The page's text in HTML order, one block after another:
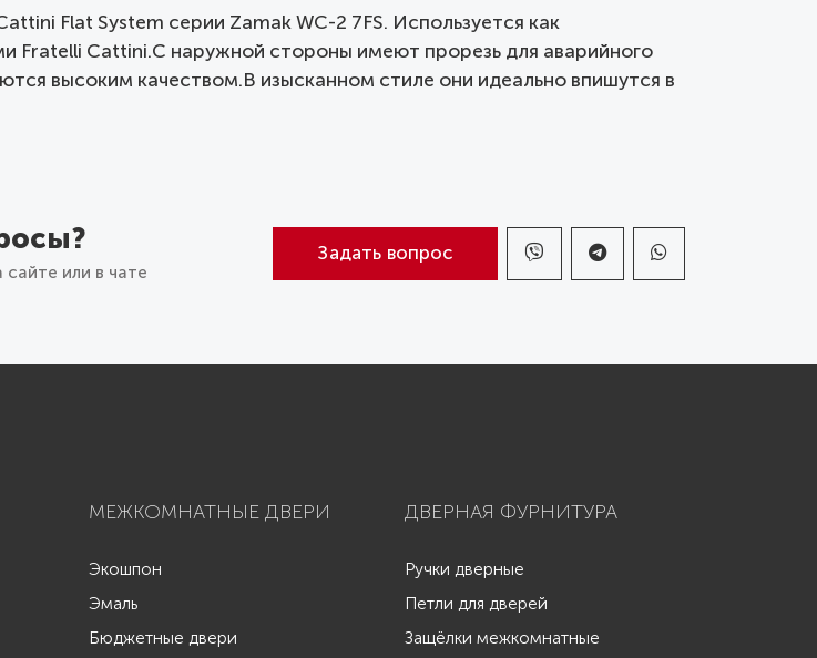
Flat System серии Zamak WC-2 7FS. Используется как
Fratelli Cattini.С наружной стороны имеют прорезь для аварийного
высоким качеством.В изысканном стиле они идеально впишутся в
или в чате
Задать вопрос
МЕЖКОМНАТНЫЕ ДВЕРИ
Экошпон
Эмаль
Бюджетные двери
ДВЕРНАЯ ФУРНИТУРА
Ручки дверные
Петли для дверей
Защёлки межкомнатные